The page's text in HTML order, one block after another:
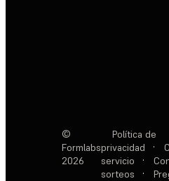
©
Formlabs
2026
Política de
privacidad
·
servicio
·
sorteos
·